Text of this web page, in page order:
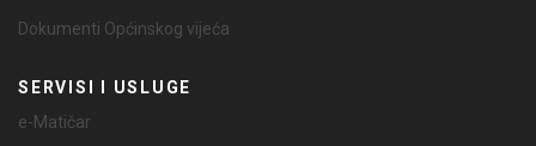
Dokumenti Općinskog vijeća
SERVISI I USLUGE
e-Matičar